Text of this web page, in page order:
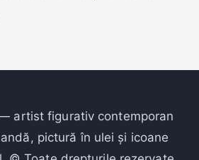
artist figurativ contemporan
pictură în ulei și icoane